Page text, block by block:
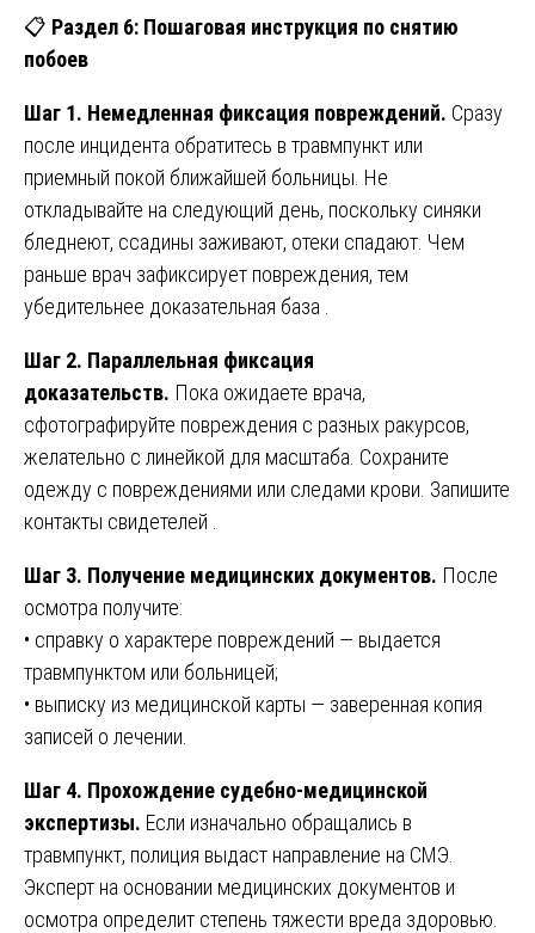
📋 Раздел 6: Пошаговая инструкция по снятию
побоев
Шаг 1. Немедленная фиксация повреждений. Сразу
после инцидента обратитесь в травмпункт или
приемный покой ближайшей больницы. Не
откладывайте на следующий день, поскольку синяки
бледнеют, ссадины заживают, отеки спадают. Чем
раньше врач зафиксирует повреждения, тем
убедительнее доказательная база .
Шаг 2. Параллельная фиксация
доказательств. Пока ожидаете врача,
сфотографируйте повреждения с разных ракурсов,
желательно с линейкой для масштаба. Сохраните
одежду с повреждениями или следами крови. Запишите
контакты свидетелей .
Шаг 3. Получение медицинских документов. После
осмотра получите:
• справку о характере повреждений — выдается
травмпунктом или больницей;
• выписку из медицинской карты — заверенная копия
записей о лечении.
Шаг 4. Прохождение судебно-медицинской
экспертизы. Если изначально обращались в
травмпункт, полиция выдаст направление на СМЭ.
Эксперт на основании медицинских документов и
осмотра определит степень тяжести вреда здоровью.